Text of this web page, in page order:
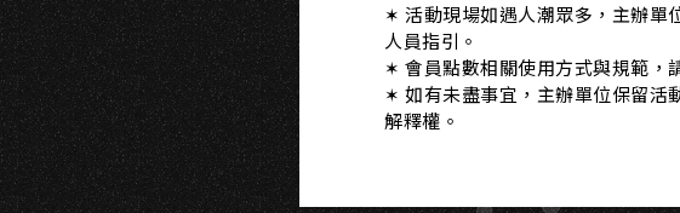
✶ 活動現場如遇人潮眾多，主辦單
人員指引。
✶ 會員點數相關使用方式與規範，
✶ 如有未盡事宜，主辦單位保留活
解釋權。